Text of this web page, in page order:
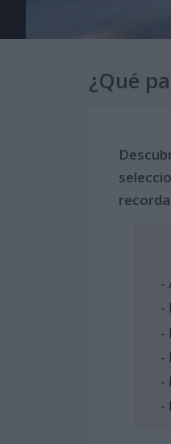
¿Qué
-
-
-
-
-
-